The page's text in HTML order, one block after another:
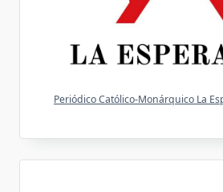
Periódico Católico-Monárquico La